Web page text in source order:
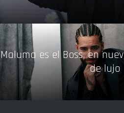
Maluma es el Boss, en
de lujo